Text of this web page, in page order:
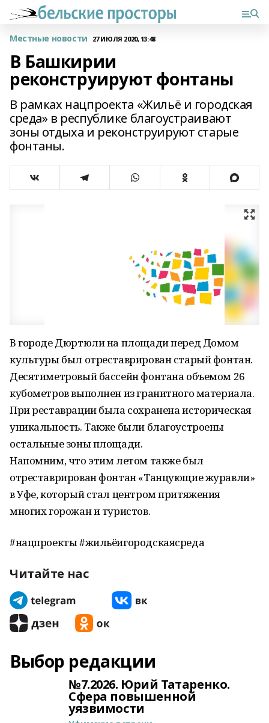
Местные новости 27 ИЮЛЯ 2020, 13:48
В Башкирии
реконструируют фонтаны
В рамках нацпроекта «Жильё и городская
среда» в республике благоустраивают
зоны отдыха и реконструируют старые
фонтаны.
В городе Дюртюли на площади перед Домом
культуры был отреставрирован старый фонтан.
Десятиметровый бассейн фонтана объемом 26
кубометров выполнен из гранитного материала.
При реставрации была сохранена историческая
уникальность. Также были благоустроены
остальные зоны площади.
Напомним, что этим летом также был
отреставрирован фонтан «Танцующие журавли»
в Уфе, который стал центром притяжения
многих горожан и туристов.
#нацпроекты #жильёигородскаясреда
Читайте нас
Выбор редакции
№7.2026. Юрий Татаренко.
Сфера повышенной
уязвимости